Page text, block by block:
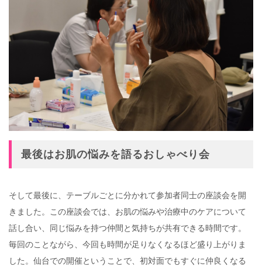
最後はお肌の悩みを語るおしゃべり会
そして最後に、テーブルごとに分かれて参加者同士の座談会を開
きました。この座談会では、お肌の悩みや治療中のケアについて
話し合い、同じ悩みを持つ仲間と気持ちが共有できる時間です。
毎回のことながら、今回も時間が足りなくなるほど盛り上がりま
した。仙台での開催ということで、初対面でもすぐに仲良くなる